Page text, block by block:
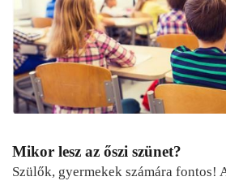
Mikor lesz az őszi szünet?
Szülők, gyermekek számára fontos!